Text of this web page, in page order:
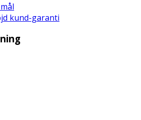
kund-garanti